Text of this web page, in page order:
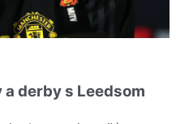
derby s Leedsom